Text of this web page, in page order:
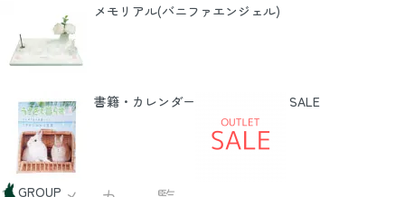
メモリアル(バニファエンジェル)
書籍・カレンダー SALE
GROUP